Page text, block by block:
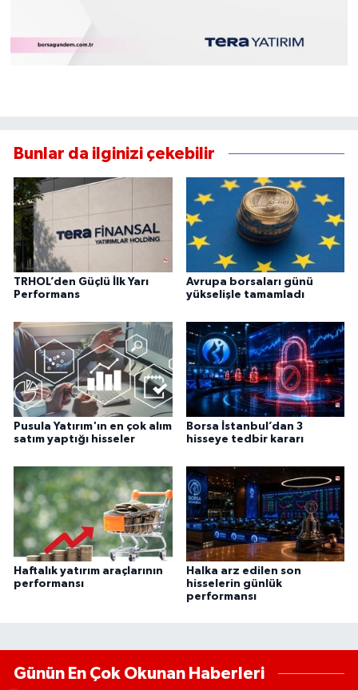
Bunlar da ilginizi çekebilir
TRHOL’den Güçlü İlk Yarı
Performans
Avrupa borsaları günü
yükselişle tamamladı
Pusula Yatırım'ın en çok alım
satım yaptığı hisseler
Borsa İstanbul’dan 3
hisseye tedbir kararı
Haftalık yatırım araçlarının
performansı
Halka arz edilen son
hisselerin günlük
performansı
Günün En Çok Okunan Haberleri